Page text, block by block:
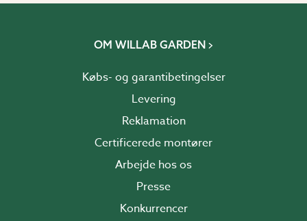
OM WILLAB GARDEN
Købs- og garantibetingelser
Levering
Reklamation
Certificerede montører
Arbejde hos os
Presse
Konkurrencer